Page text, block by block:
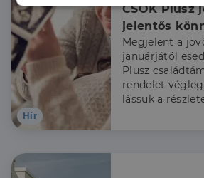
Hír
CSOK Plusz
jelentős
kapnak a
váró
Megjelent a
januárjától
Plusz
rendelet
lássuk a
Elengedhetetlenül
szükséges
Célzás